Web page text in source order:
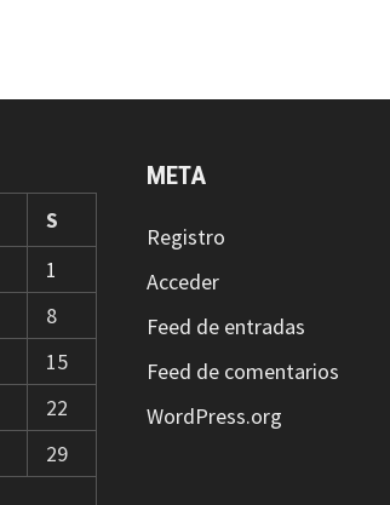
S
1
8
15
22
29
META
Registro
Acceder
Feed de entradas
Feed de comentarios
WordPress.org